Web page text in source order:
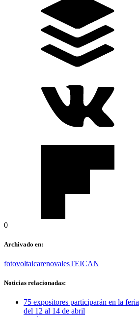
0
Archivado en:
fotovoltaicarenovalesTEICAN
Noticias relacionadas:
75 expositores participarán en la
del 12 al 14 de abril